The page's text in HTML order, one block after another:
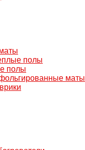
полы
полы
маты